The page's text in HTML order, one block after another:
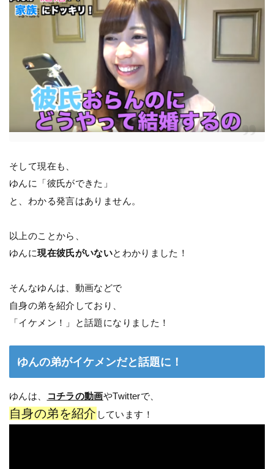
そして現在も、
ゆんに「彼氏ができた」
と、わかる発言はありません。
以上のことから、
ゆんに現在彼氏がいないとわかりました！
そんなゆんは、動画などで
自身の弟を紹介しており、
「イケメン！」と話題になりました！
ゆんの弟がイケメンだと話題に！
ゆんは、 コチラの動画やTwitterで、
自身の弟を紹介 しています！